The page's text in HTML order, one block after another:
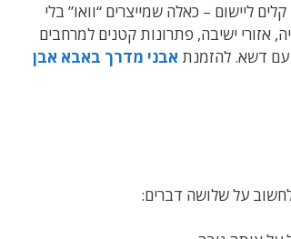
ליישום – כאלה שמייצרים “וואו” בלי
אזורי ישיבה, פתרונות קטנים למרחבים
עם דשא. להזמנת אבני מדרך באבא אבן
לחשוב על שלושה דברים: